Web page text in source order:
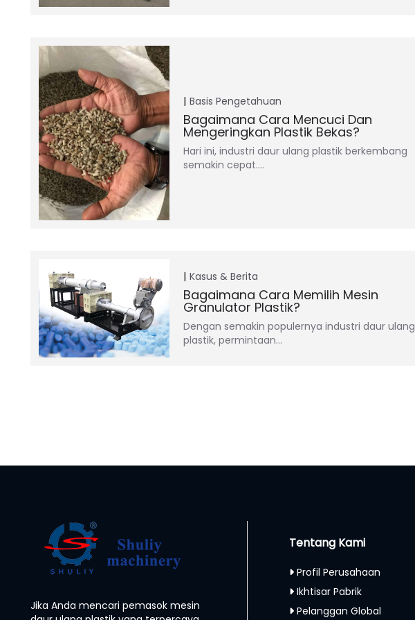
Basis Pengetahuan
Bagaimana Cara Mencuci Dan
Mengeringkan Plastik Bekas?
Hari ini, industri daur ulang plastik berkembang
semakin cepat.…
Kasus & Berita
Bagaimana Cara Memilih Mesin
Granulator Plastik?
Dengan semakin populernya industri daur ulang
plastik, permintaan…
Jika Anda mencari pemasok mesin
Tentang Kami
Profil Perusahaan
Ikhtisar Pabrik
Pelanggan Global